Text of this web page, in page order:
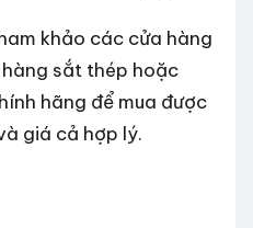
khảo các cửa hàng
sắt thép hoặc
hãng để mua được
giá cả hợp lý.